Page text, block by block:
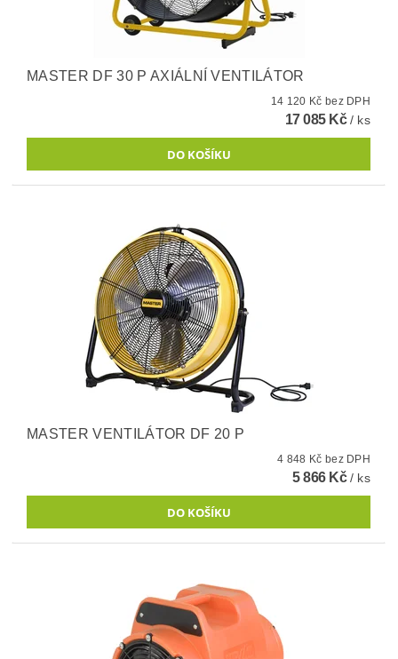
MASTER DF 30 P AXIÁLNÍ VENTILÁTOR
14 120 Kč bez DPH
17 085 Kč/ ks
MASTER VENTILÁTOR DF 20 P
4 848 Kč bez DPH
5 866 Kč/ ks